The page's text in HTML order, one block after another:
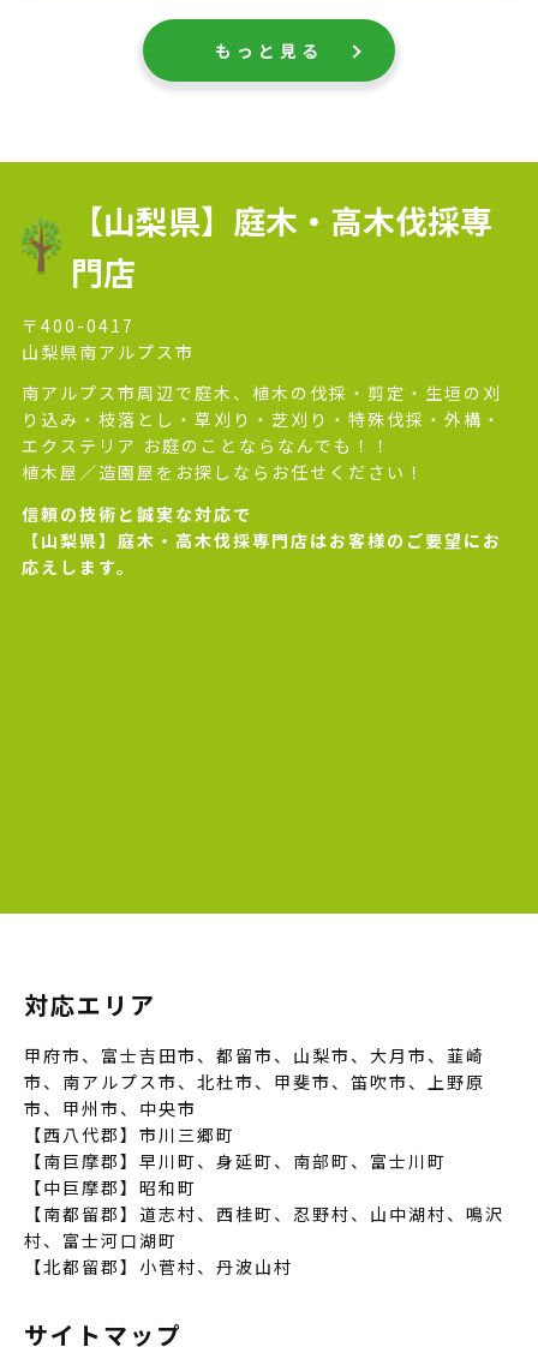
もっと見る
【山梨県】庭木・高木伐採専
門店
〒400-0417
山梨県南アルプス市
南アルプス市周辺で庭木、植木の伐採・剪定・生垣の刈
り込み・枝落とし・草刈り・芝刈り・特殊伐採・外構・
エクステリア お庭のことならなんでも！！
植木屋／造園屋をお探しならお任せください！
信頼の技術と誠実な対応で
【山梨県】庭木・高木伐採専門店はお客様のご要望にお
応えします。
対応エリア
甲府市、富士吉田市、都留市、山梨市、大月市、韮崎
市、南アルプス市、北杜市、甲斐市、笛吹市、上野原
市、甲州市、中央市
【西八代郡】市川三郷町
【南巨摩郡】早川町、身延町、南部町、富士川町
【中巨摩郡】昭和町
【南都留郡】道志村、西桂町、忍野村、山中湖村、鳴沢
村、富士河口湖町
【北都留郡】小菅村、丹波山村
サイトマップ